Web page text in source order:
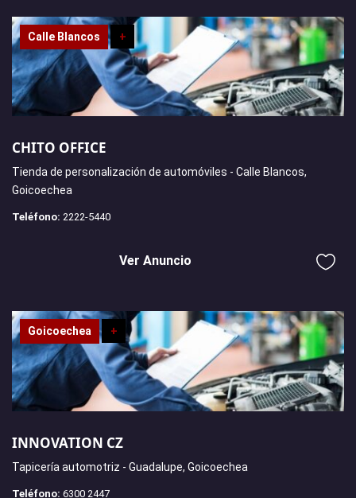
Calle Blancos +
CHITO OFFICE
Tienda de personalización de automóviles - Calle Blancos,
Goicoechea
Teléfono: 2222-5440
Ver Anuncio
Goicoechea +
INNOVATION CZ
Tapicería automotriz - Guadalupe, Goicoechea
Teléfono: 6300 2447